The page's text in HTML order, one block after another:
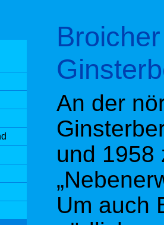
An der
und 1958
Um auch
früher
Broicher
Waldes
Ein
Zweiten
erinnert,